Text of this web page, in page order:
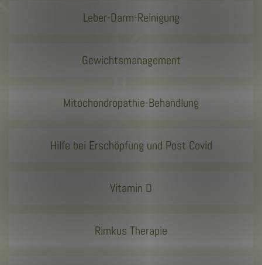
Leber-Darm-Reinigung
Gewichtsmanagement
Mitochondropathie-Behandlung
Hilfe bei Erschöpfung und Post Covid
Vitamin D
Rimkus Therapie